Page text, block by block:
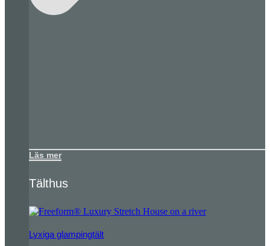
Läs mer
Tälthus
Lyxiga glampingtält